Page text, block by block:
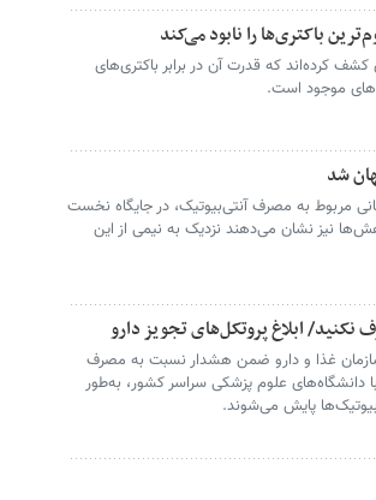
باکتری‌ها را نابود می‌کند
کرده‌اند که قدرت آن در برابر باکتری‌های
موجود است.
شد
مربوط به مصرف آنتی‌بیوتیک، در جایگاه نخست
نیز نشان می‌دهند نزدیک به نیمی از این
نکنید/ ابلاغ پروتکل‌های تجویز دارو
غذا و دارو ضمن هشدار نسبت به مصرف
دانشگاه‌های علوم پزشکی سراسر کشور، به‌طور
پایش می‌شوند.